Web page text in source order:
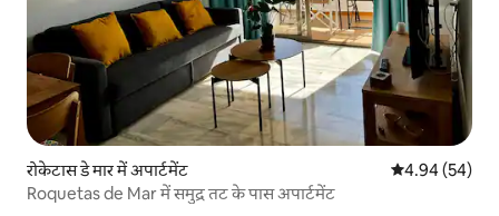
रोकेटास डे मार में अपार्टमेंट औसत रेटिंग 5 में
4.94 (54)
Roquetas de Mar में समुद्र तट के पास अपार्टमेंट